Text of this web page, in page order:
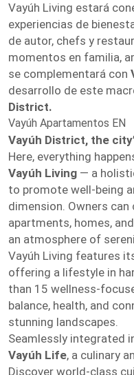
Vayúh Living estará
experiencias de
de autor, chefs y
momentos en familia,
se complementará con
desarrollo de este
District.
Vayúh Apartamentos EN
Vayúh District, the
Here, everything
Vayúh Living — a
to promote well-being
dimension. Owners
apartments, homes,
an atmosphere of
Vayúh Living features
offering a lifestyle in
than 15 wellness-
balance, health, and
stunning landscapes.
Seamlessly integrated
Vayúh Life, a culinary
Discover world-class